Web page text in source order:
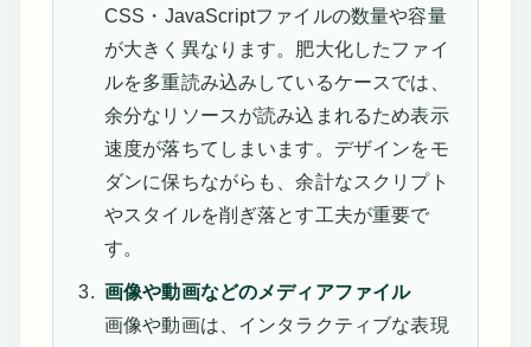
CSS・JavaScriptファイルの数量や容量
が大きく異なります。肥大化したファイ
ルを多重読み込みしているケースでは、
余分なリソースが読み込まれるため表示
速度が落ちてしまいます。デザインをモ
ダンに保ちながらも、余計なスクリプト
やスタイルを削ぎ落とす工夫が重要で
す。
画像や動画などのメディアファイル
画像や動画は、インタラクティブな表現